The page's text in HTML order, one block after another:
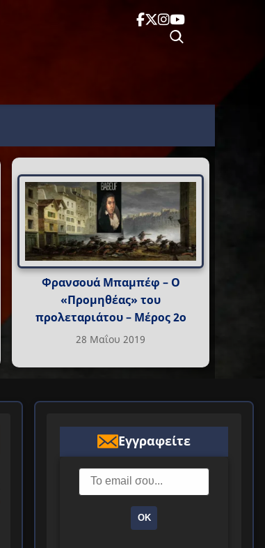
Φρανσουά Μπαμπέφ – Ο
«Προμηθέας» του
προλεταριάτου – Μέρος 2ο
28 Μαΐου 2019
Εγγραφείτε
ΟΚ